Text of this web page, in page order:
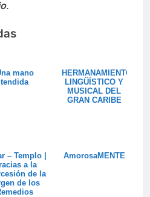
.
mano
tendida
HERMANAMIENTO
LINGÜÍSTICO Y
MUSICAL DEL
GRAN CARIBE
– Templo |
a la
de la
de los
AmorosaMENTE